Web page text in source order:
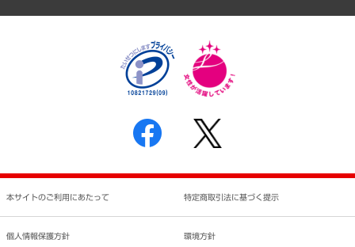
個人情報保護方針
反社会的勢力に対する基本方針
書面による個人情報の開示等の請求の手続きについて
本サイトのご利用にあたって 特定商取引法に基づく提示
個人情報保護方針 環境方針